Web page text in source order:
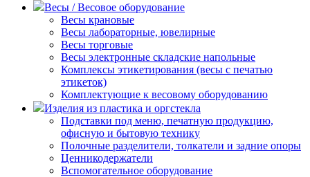
Весы / Весовое оборудование
Весы крановые
Весы лабораторные, ювелирные
Весы торговые
Весы электронные складские напольные
Комплексы этикетирования (весы с печатью
этикеток)
Комплектующие к весовому оборудованию
Изделия из пластика и оргстекла
Подставки под меню, печатную продукцию,
офисную и бытовую технику
Полочные разделители, толкатели и задние опоры
Ценникодержатели
Вспомогательное оборудование